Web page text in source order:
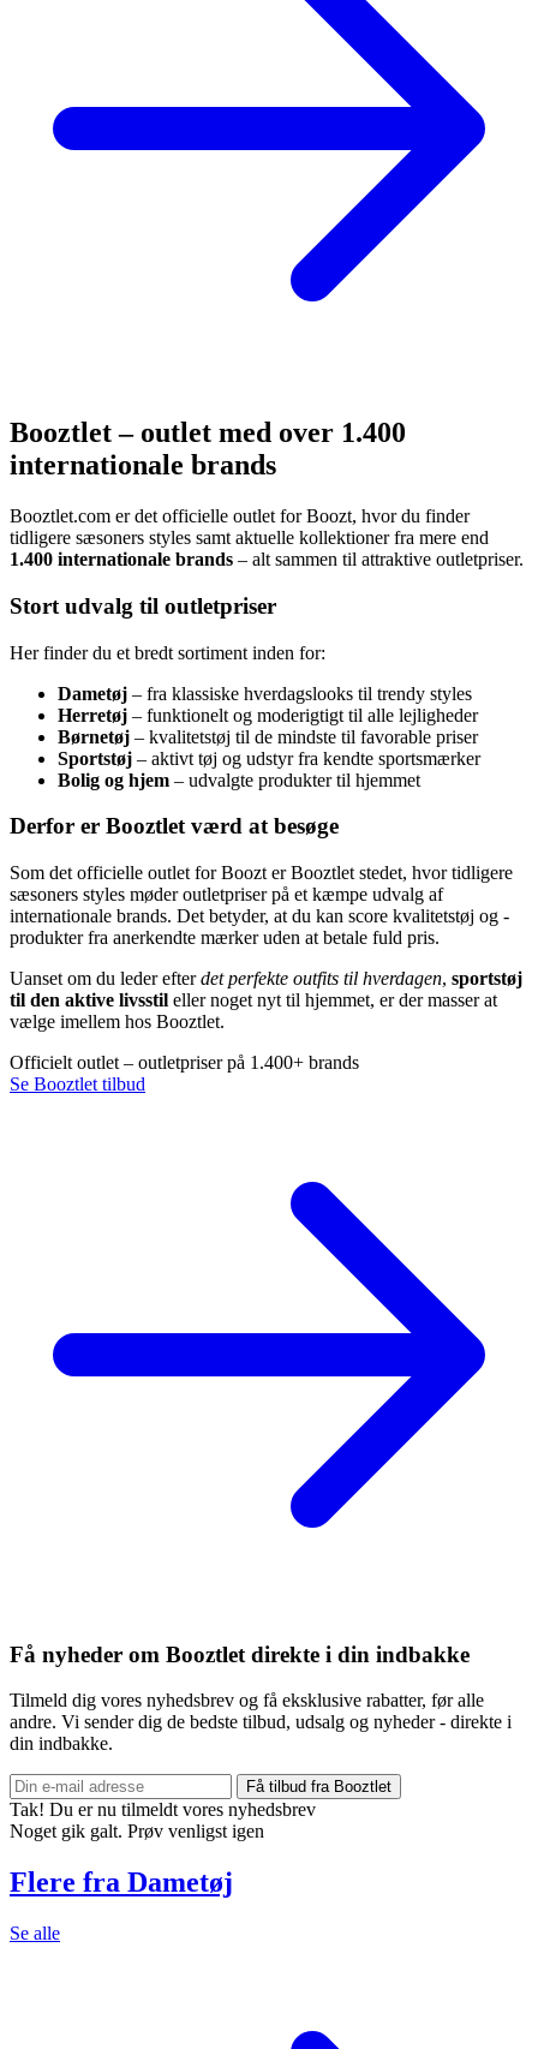
Booztlet – outlet med over 1.400
internationale brands
Booztlet.com er det officielle outlet for Boozt, hvor du finder
tidligere sæsoners styles samt aktuelle kollektioner fra mere end
1.400 internationale brands – alt sammen til attraktive outletpriser.
Stort udvalg til outletpriser
Her finder du et bredt sortiment inden for:
Dametøj – fra klassiske hverdagslooks til trendy styles
Herretøj – funktionelt og moderigtigt til alle lejligheder
Børnetøj – kvalitetstøj til de mindste til favorable priser
Sportstøj – aktivt tøj og udstyr fra kendte sportsmærker
Bolig og hjem – udvalgte produkter til hjemmet
Derfor er Booztlet værd at besøge
Som det officielle outlet for Boozt er Booztlet stedet, hvor tidligere
sæsoners styles møder outletpriser på et kæmpe udvalg af
internationale brands. Det betyder, at du kan score kvalitetstøj og -
produkter fra anerkendte mærker uden at betale fuld pris.
Uanset om du leder efterdet perfekte outfits til hverdagen, sportstøj
til den aktive livsstil eller noget nyt til hjemmet, er der masser at
vælge imellem hos Booztlet.
Officielt outlet – outletpriser på 1.400+ brands
Se Booztlet tilbud
Få nyheder om Booztlet direkte i din indbakke
Tilmeld dig vores nyhedsbrev og få eksklusive rabatter, før alle
andre. Vi sender dig de bedste tilbud, udsalg og nyheder - direkte i
din indbakke.
Få tilbud fra Booztlet
Tak! Du er nu tilmeldt vores nyhedsbrev
Noget gik galt. Prøv venligst igen
Flere fra Dametøj
Se alle